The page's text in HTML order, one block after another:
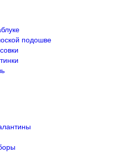
подошве